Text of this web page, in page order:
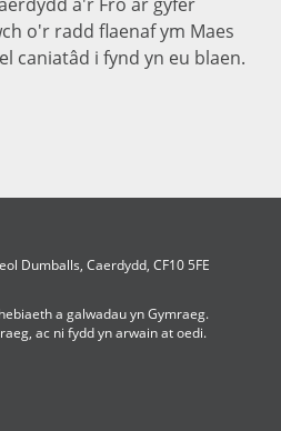
o'r radd flaenaf ym Maes
caniatâd i fynd yn eu blaen.
Dumballs, Caerdydd, CF10 5FE
a galwadau yn Gymraeg.
ac ni fydd yn arwain at oedi.